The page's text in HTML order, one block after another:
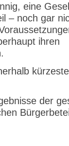
eine
– noch gar
ihren
der